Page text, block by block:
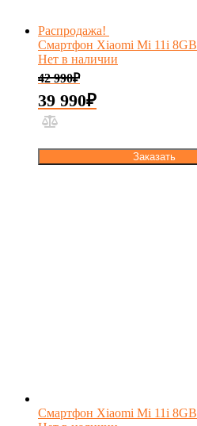
Распродажа!
Смартфон Xiaomi Mi 11i
Нет в наличии
42 990₽
39 990₽
Заказать
Смартфон Xiaomi Mi 11i